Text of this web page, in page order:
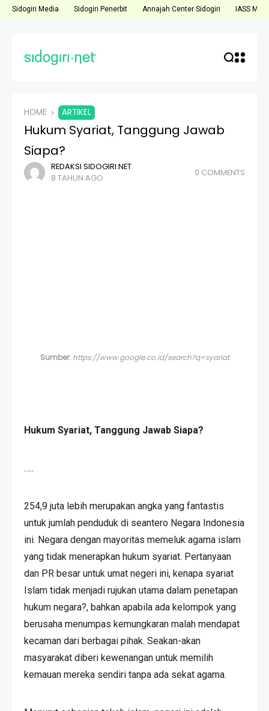
Sidogiri Media Sidogiri Penerbit Annajah Center Sidogiri IASS
HOME ARTIKEL
Hukum Syariat, Tanggung Jawab
Siapa?
REDAKSI SIDOGIRI.NET
8 TAHUN AGO
0 COMMENTS
Sumber: https://www.google.co.id/search?q=syariat
Hukum Syariat, Tanggung Jawab Siapa?
…..
254,9 juta lebih merupakan angka yang fantastis
untuk jumlah penduduk di seantero Negara Indonesia
ini. Negara dengan mayoritas memeluk agama islam
yang tidak menerapkan hukum syariat. Pertanyaan
dan PR besar untuk umat negeri ini, kenapa syariat
Islam tidak menjadi rujukan utama dalam penetapan
hukum negara?, bahkan apabila ada kelompok yang
berusaha menumpas kemungkaran malah mendapat
kecaman dari berbagai pihak. Seakan-akan
masyarakat diberi kewenangan untuk memilih
kemauan mereka sendiri tanpa ada sekat agama.